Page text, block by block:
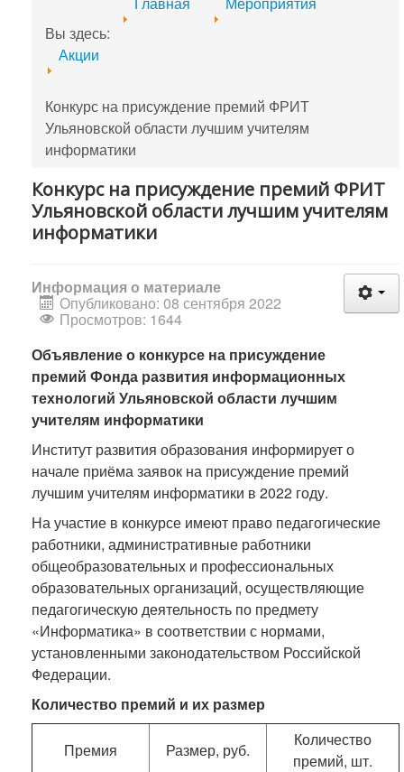
Вы здесь:
Акции
Конкурс на присуждение премий ФРИТ
Ульяновской области лучшим учителям
информатики
Конкурс на присуждение премий ФРИТ
Ульяновской области лучшим учителям
информатики
Информация о материале
Опубликовано: 08 сентября 2022
Просмотров: 1644
Объявление о конкурсе на присуждение
премий Фонда развития информационных
технологий Ульяновской области лучшим
учителям информатики
Институт развития образования информирует о
начале приёма заявок на присуждение премий
лучшим учителям информатики в 2022 году.
На участие в конкурсе имеют право педагогические
работники, административные работники
общеобразовательных и профессиональных
образовательных организаций, осуществляющие
педагогическую деятельность по предмету
«Информатика» в соответствии с нормами,
установленными законодательством Российской
Федерации.
Количество премий и их размер
Премия Размер, руб.
Количество
премий, шт.